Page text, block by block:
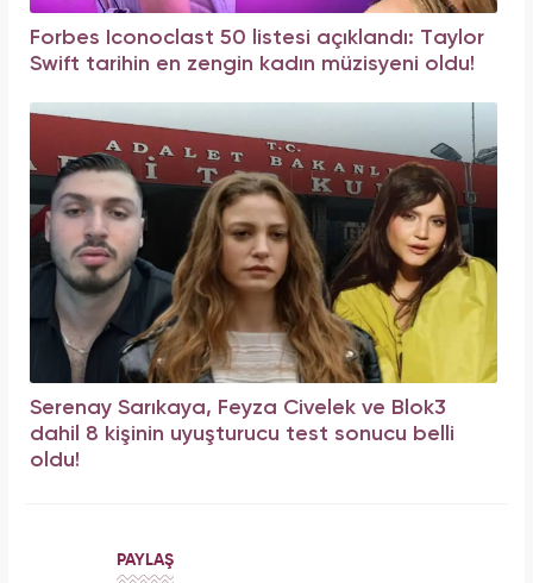
Forbes Iconoclast 50 listesi açıklandı: Taylor
Swift tarihin en zengin kadın müzisyeni oldu!
Serenay Sarıkaya, Feyza Civelek ve Blok3
dahil 8 kişinin uyuşturucu test sonucu belli
oldu!
PAYLAŞ